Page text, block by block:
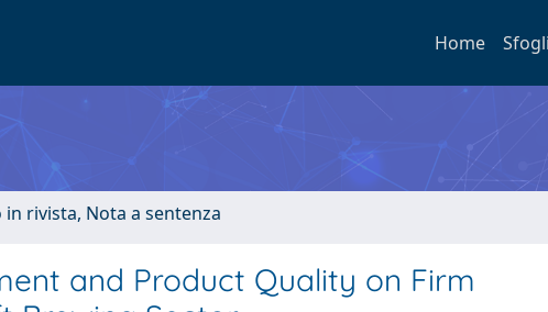
Home
rivista, Nota a sentenza
and Product Quality on Firm